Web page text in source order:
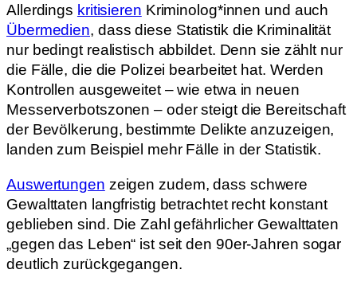
Allerdings kritisieren Kriminolog*innen und auch
Übermedien, dass diese Statistik die Kriminalität
nur bedingt realistisch abbildet. Denn sie zählt nur
die Fälle, die die Polizei bearbeitet hat. Werden
Kontrollen ausgeweitet – wie etwa in neuen
Messerverbotszonen – oder steigt die Bereitschaft
der Bevölkerung, bestimmte Delikte anzuzeigen,
landen zum Beispiel mehr Fälle in der Statistik.
Auswertungen zeigen zudem, dass schwere
Gewalttaten langfristig betrachtet recht konstant
geblieben sind. Die Zahl gefährlicher Gewalttaten
„gegen das Leben“ ist seit den 90er-Jahren sogar
deutlich zurückgegangen.